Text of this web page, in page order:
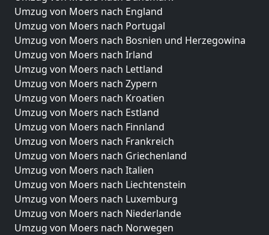
Umzug von Moers nach England
Umzug von Moers nach Portugal
Umzug von Moers nach Bosnien und Herzegowina
Umzug von Moers nach Irland
Umzug von Moers nach Lettland
Umzug von Moers nach Zypern
Umzug von Moers nach Kroatien
Umzug von Moers nach Estland
Umzug von Moers nach Finnland
Umzug von Moers nach Frankreich
Umzug von Moers nach Griechenland
Umzug von Moers nach Italien
Umzug von Moers nach Liechtenstein
Umzug von Moers nach Luxemburg
Umzug von Moers nach Niederlande
Umzug von Moers nach Norwegen